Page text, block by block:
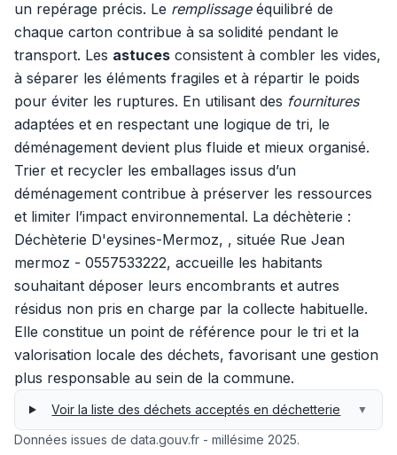
un repérage précis. Le remplissageéquilibré de
chaque carton contribue à sa solidité pendant le
transport. Les astuces consistent à combler les vides,
à séparer les éléments fragiles et à répartir le poids
pour éviter les ruptures. En utilisant des fournitures
adaptées et en respectant une logique de tri, le
déménagement devient plus fluide et mieux organisé.
Trier et recycler les emballages issus d’un
déménagement contribue à préserver les ressources
et limiter l’impact environnemental. La déchèterie :
Déchèterie D'eysines-Mermoz, , située Rue Jean
mermoz - 0557533222, accueille les habitants
souhaitant déposer leurs encombrants et autres
résidus non pris en charge par la collecte habituelle.
Elle constitue un point de référence pour le tri et la
valorisation locale des déchets, favorisant une gestion
plus responsable au sein de la commune.
Voir la liste des déchets acceptés en déchetterie ▼
Données issues de data.gouv.fr - millésime 2025.